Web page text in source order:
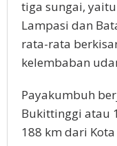
tiga sungai,
Lampasi dan
rata-rata
kelembaban
Payakumbuh
Bukittinggi atau
188 km dari